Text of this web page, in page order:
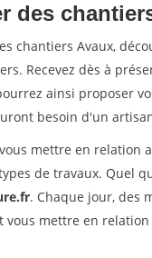
des
chantiers Avaux,
Recevez dès à
ainsi proposer
besoin d'un
mettre en relation
de travaux. Quel
. Chaque jour, des
mettre en